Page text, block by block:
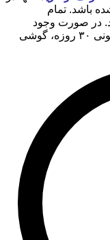
باشد. تمام
در صورت وجود
مشکل رجیستری، می‌توانید بعد از مهلت قانونی ۳۰ روزه، گوشی